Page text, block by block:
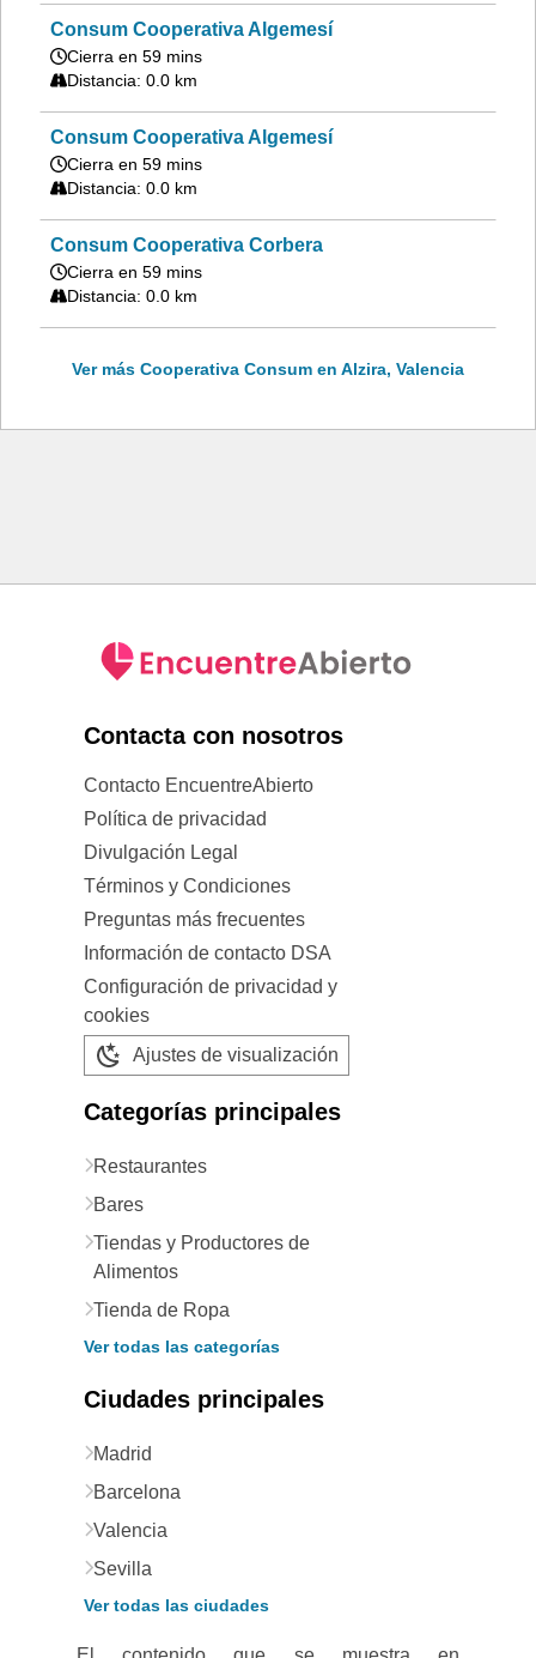
Consum Cooperativa Algemesí
Cierra en 59 mins
Distancia: 0.0 km
Consum Cooperativa Algemesí
Cierra en 59 mins
Distancia: 0.0 km
Consum Cooperativa Corbera
Cierra en 59 mins
Distancia: 0.0 km
Ver más Cooperativa Consum en Alzira, Valencia
Contacta con nosotros
Contacto EncuentreAbierto
Política de privacidad
Divulgación Legal
Términos y Condiciones
Preguntas más frecuentes
Información de contacto DSA
Configuración de privacidad y
cookies
Ajustes de visualización
Categorías principales
Restaurantes
Bares
Tiendas y Productores de
Alimentos
Tienda de Ropa
Ver todas las categorías
Ciudades principales
Madrid
Barcelona
Valencia
Sevilla
Ver todas las ciudades